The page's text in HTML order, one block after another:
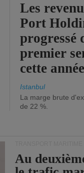
Les
Port
progressé
premier
cette
Istanbul
La marge brute
de 22 %.
Au